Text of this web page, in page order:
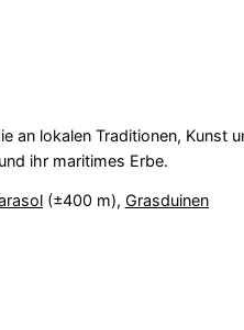
an lokalen Traditionen, Kunst
ihr maritimes Erbe.
(±400 m), Grasduinen